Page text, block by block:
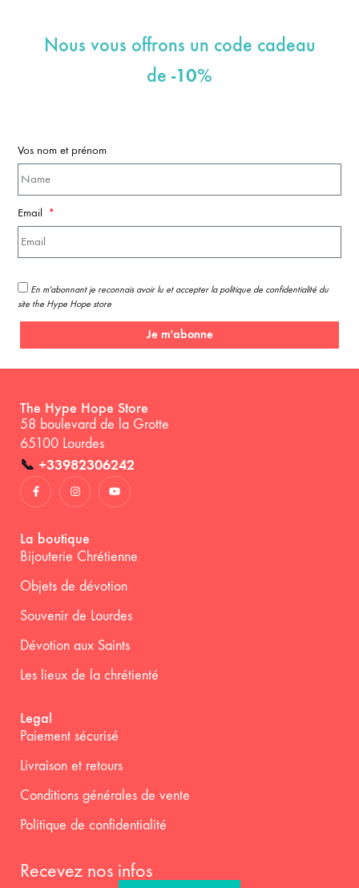
Nous vous offrons un code cadeau
de -10%
Vos nom et prénom
Email
En m'abonnant je reconnais avoir lu et accepter la politique de confidentialité du
site the Hype Hope store
Je m'abonne
The Hype Hope Store
58 boulevard de la Grotte
65100 Lourdes
📞 +33982306242
La boutique
Bijouterie Chrétienne
Objets de dévotion
Souvenir de Lourdes
Dévotion aux Saints
Les lieux de la chrétienté
Legal
Paiement sécurisé
Livraison et retours
Conditions générales de vente
Politique de confidentialité
Recevez nos infos